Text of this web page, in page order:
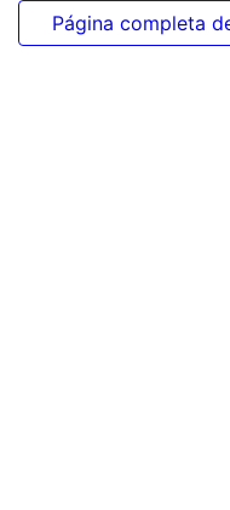
Colecciones